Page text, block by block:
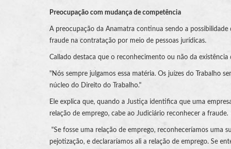
Preocupação com mudança de competência
A preocupação da Anamatra continua sendo a
fraude na contratação por meio de pessoas jurídicas.
Callado destaca que o reconhecimento ou não da
"Nós sempre julgamos essa matéria. Os juízes do Trabalho
núcleo do Direito do Trabalho."
Ele explica que, quando a Justiça identifica que uma
relação de emprego, cabe ao Judiciário reconhecer a fraude.
"Se fosse uma relação de emprego, reconheceríamos
pejotização, e declararíamos ali a relação de emprego. Se